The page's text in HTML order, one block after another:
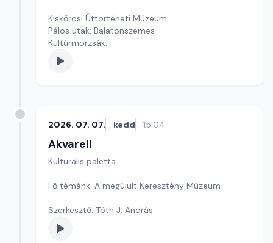
Kiskőrösi Úttörténeti Múzeum
Pálos utak: Balatonszemes
Kultúrmorzsák
Szerkesztő: Fazekas Gyöngyvér
2026. 07. 07. kedd 15:04
Akvarell
Kulturális paletta
Fő témánk: A megújult Keresztény Múzeum
Szerkesztő: Tóth J. András